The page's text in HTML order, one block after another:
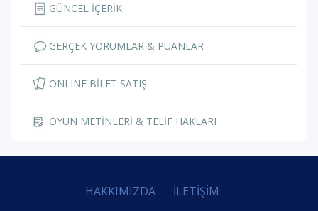
GÜNCEL İÇERİK
GERÇEK YORUMLAR & PUANLAR
ONLINE BİLET SATIŞ
OYUN METİNLERİ & TELİF HAKLARI
HAKKIMIZDA İLETİŞİM